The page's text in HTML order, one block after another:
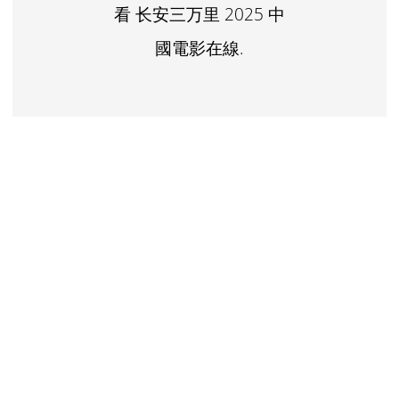
看 长安三万里 2025 中
國電影在線.